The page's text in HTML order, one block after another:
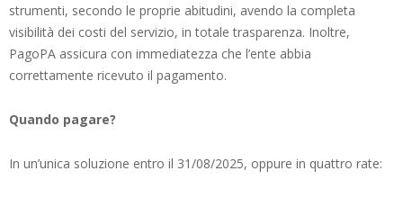
strumenti, secondo le proprie abitudini, avendo la completa
visibilità dei costi del servizio, in totale trasparenza. Inoltre,
PagoPA assicura con immediatezza che l’ente abbia
correttamente ricevuto il pagamento.
Quando pagare?
In un’unica soluzione entro il 31/08/2025, oppure in quattro rate: